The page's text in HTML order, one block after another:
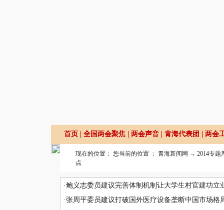
首页 全国两会聚焦 两会声音 青海代表团 两会
现在的位置： 您当前的位置 ： 青海新闻网 → 2014专题
点
·鲍义志委员建议完善体制机制让大学生村官建功立
·张周平委员建议打破国外医疗设备垄断中国市场格